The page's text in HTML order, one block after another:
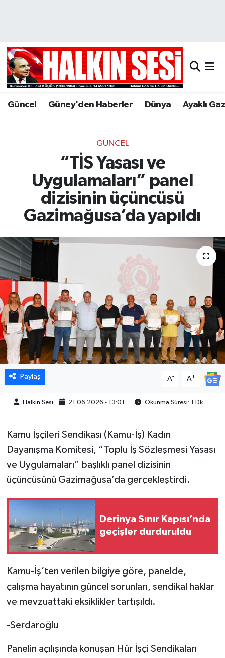
Güncel Güney'den Haberler Dünya Ayaklı
GÜNCEL
“TİS Yasası ve
Uygulamaları” panel
dizisinin üçüncüsü
Gazimağusa’da yapıldı
Paylaş A- A+
Halkın Sesi 21.06.2026 - 13:01 Okunma Süresi: 1 Dk
Kamu İşçileri Sendikası (Kamu-İş) Kadın
Dayanışma Komitesi, “Toplu İş Sözleşmesi Yasası
ve Uygulamaları” başlıklı panel dizisinin
üçüncüsünü Gazimağusa’da gerçekleştirdi.
Derinya Sınır Kapısı’nda
geçişler durduruldu
Kamu-İş’ten verilen bilgiye göre, panelde,
çalışma hayatının güncel sorunları, sendikal haklar
ve mevzuattaki eksiklikler tartışıldı.
-Serdaroğlu
Panelin açılışında konuşan Hür İşçi Sendikaları
Hava Durumu
Trafik Durumu
Son Dakika Haberleri
Haber Arşivi